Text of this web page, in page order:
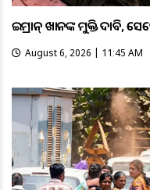
ଇମ୍ରାନ୍ ଖାନଙ୍କ ମୁକ୍ତି ଦାବି,
August 6, 2026 | 11:45 AM